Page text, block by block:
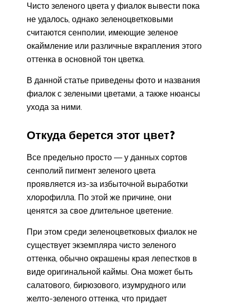
Чисто зеленого цвета у фиалок вывести пока
не удалось, однако зеленоцветковыми
считаются сенполии, имеющие зеленое
окаймление или различные вкрапления этого
оттенка в основной тон цветка.
В данной статье приведены фото и названия
фиалок с зелеными цветами, а также нюансы
ухода за ними.
Откуда берется этот цвет?
Все предельно просто — у данных сортов
сенполий пигмент зеленого цвета
проявляется из-за избыточной выработки
хлорофилла. По этой же причине, они
ценятся за свое длительное цветение.
При этом среди зеленоцветковых фиалок не
существует экземпляра чисто зеленого
оттенка, обычно окрашены края лепестков в
виде оригинальной каймы. Она может быть
салатового, бирюзового, изумрудного или
желто-зеленого оттенка, что придает